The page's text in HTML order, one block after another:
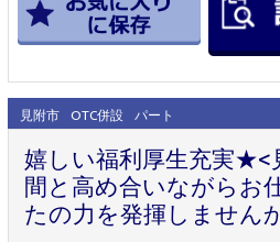
見附市 OTC併設 パート
嬉しい福利厚生充実★<
間と高め合いながらお
たの力を発揮しません